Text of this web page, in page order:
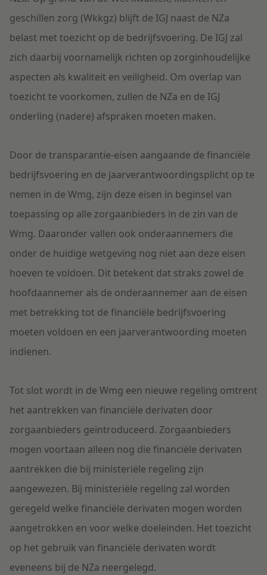
geschillen zorg (Wkkgz) blijft de IGJ naast de NZa
belast met toezicht op de bedrijfsvoering. De IGJ zal
zich daarbij voornamelijk richten op zorginhoudelijke
aspecten als kwaliteit en veiligheid. Om overlap van
toezicht te voorkomen, zullen de NZa en de IGJ
onderling (nadere) afspraken moeten maken.
Door de transparantie-eisen aangaande de financiële
bedrijfsvoering en de jaarverantwoordingsplicht op te
nemen in de Wmg, zijn deze eisen in beginsel van
toepassing op alle zorgaanbieders in de zin van de
Wmg. Daaronder vallen ook onderaannemers die
onder de huidige wetgeving nog niet aan deze eisen
hoeven te voldoen. Dit betekent dat straks zowel de
hoofdaannemer als de onderaannemer aan de eisen
met betrekking tot de financiële bedrijfsvoering
moeten voldoen en een jaarverantwoording moeten
indienen.
Tot slot wordt in de Wmg een nieuwe regeling omtrent
het aantrekken van financiële derivaten door
zorgaanbieders geïntroduceerd. Zorgaanbieders
mogen voortaan alleen nog die financiële derivaten
aantrekken die bij ministeriële regeling zijn
aangewezen. Bij ministeriële regeling zal worden
geregeld welke financiële derivaten mogen worden
aangetrokken en voor welke doeleinden. Het toezicht
op het gebruik van financiële derivaten wordt
eveneens bij de NZa neergelegd.